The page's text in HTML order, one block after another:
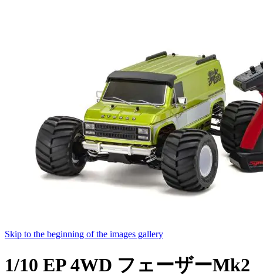
Skip to the beginning of the images gallery
1/10 EP 4WD フェーザーMk2